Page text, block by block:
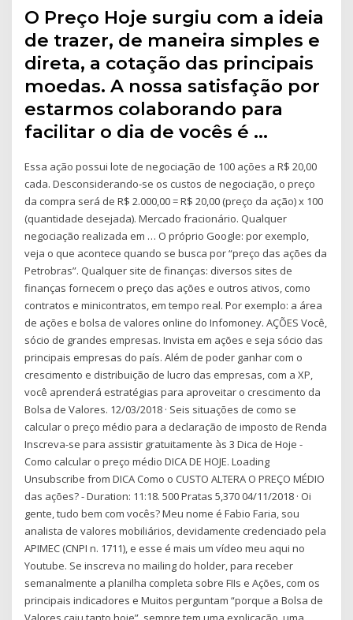
O Preço Hoje surgiu com a ideia
de trazer, de maneira simples e
direta, a cotação das principais
moedas. A nossa satisfação por
estarmos colaborando para
facilitar o dia de vocês é …
Essa ação possui lote de negociação de 100 ações a R$ 20,00
cada. Desconsiderando-se os custos de negociação, o preço
da compra será de R$ 2.000,00 = R$ 20,00 (preço da ação) x 100
(quantidade desejada). Mercado fracionário. Qualquer
negociação realizada em … O próprio Google: por exemplo,
veja o que acontece quando se busca por “preço das ações da
Petrobras”. Qualquer site de finanças: diversos sites de
finanças fornecem o preço das ações e outros ativos, como
contratos e minicontratos, em tempo real. Por exemplo: a área
de ações e bolsa de valores online do Infomoney. AÇÕES Você,
sócio de grandes empresas. Invista em ações e seja sócio das
principais empresas do país. Além de poder ganhar com o
crescimento e distribuição de lucro das empresas, com a XP,
você aprenderá estratégias para aproveitar o crescimento da
Bolsa de Valores. 12/03/2018 · Seis situações de como se
calcular o preço médio para a declaração de imposto de Renda
Inscreva-se para assistir gratuitamente às 3 Dica de Hoje -
Como calcular o preço médio DICA DE HOJE. Loading
Unsubscribe from DICA Como o CUSTO ALTERA O PREÇO MÉDIO
das ações? - Duration: 11:18. 500 Pratas 5,370 04/11/2018 · Oi
gente, tudo bem com vocês? Meu nome é Fabio Faria, sou
analista de valores mobiliários, devidamente credenciado pela
APIMEC (CNPI n. 1711), e esse é mais um vídeo meu aqui no
Youtube. Se inscreva no mailing do holder, para receber
semanalmente a planilha completa sobre FIIs e Ações, com os
principais indicadores e Muitos perguntam “porque a Bolsa de